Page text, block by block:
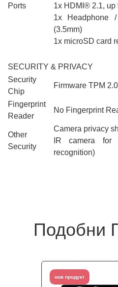
Ports
1x HDMI® 2.1, up
1x Headphone
(3.5mm)
1x microSD card
SECURITY & PRIVACY
Security
Chip
Firmware TPM
Fingerprint
Reader
No Fingerprint
Other
Security
Camera privacy
IR camera for
recognition)
Подобни
нов продукт